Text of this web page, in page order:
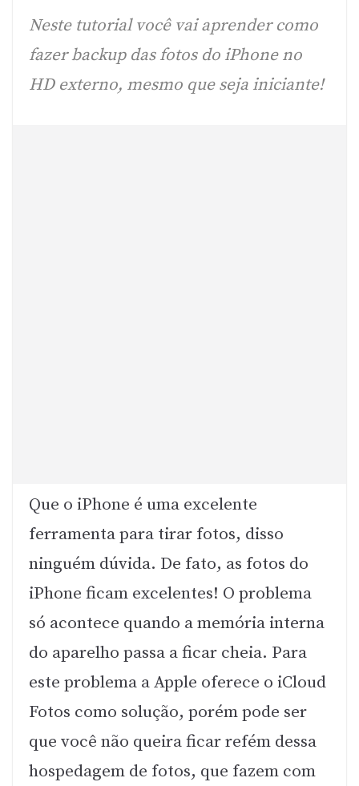
Neste tutorial você vai aprender como
fazer backup das fotos do iPhone no
HD externo, mesmo que seja iniciante!
Que o iPhone é uma excelente
ferramenta para tirar fotos, disso
ninguém dúvida. De fato, as fotos do
iPhone ficam excelentes! O problema
só acontece quando a memória interna
do aparelho passa a ficar cheia. Para
este problema a Apple oferece o iCloud
Fotos como solução, porém pode ser
que você não queira ficar refém dessa
hospedagem de fotos, que fazem com